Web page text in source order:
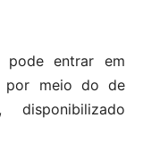
pode entrar em
por meio do de